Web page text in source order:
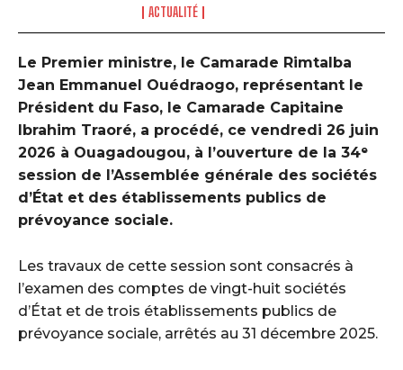
ACTUALITÉ
Le Premier ministre, le Camarade Rimtalba
Jean Emmanuel Ouédraogo, représentant le
Président du Faso, le Camarade Capitaine
Ibrahim Traoré, a procédé, ce vendredi 26 juin
2026 à Ouagadougou, à l’ouverture de la 34ᵉ
session de l’Assemblée générale des sociétés
d’État et des établissements publics de
prévoyance sociale.
Les travaux de cette session sont consacrés à
l’examen des comptes de vingt-huit sociétés
d’État et de trois établissements publics de
prévoyance sociale, arrêtés au 31 décembre 2025.